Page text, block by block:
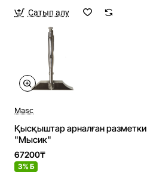
Сатып алу
Masc
Қысқыштар арналған разметки
"Мысик"
67200₸
3% Б